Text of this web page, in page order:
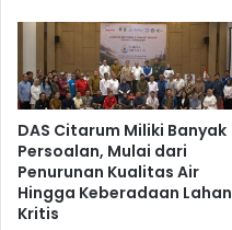
DAS Citarum Miliki Banyak
Persoalan, Mulai dari
Penurunan Kualitas Air
Hingga Keberadaan Lahan
Kritis